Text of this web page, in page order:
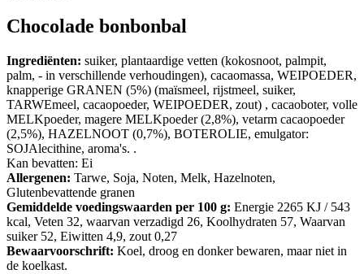
Chocolade bonbonbal
Ingrediënten: suiker, plantaardige vetten (kokosnoot, palmpit,
palm, - in verschillende verhoudingen), cacaomassa, WEIPOEDER,
knapperige GRANEN (5%) (maïsmeel, rijstmeel, suiker,
TARWEmeel, cacaopoeder, WEIPOEDER, zout) , cacaoboter, volle
MELKpoeder, magere MELKpoeder (2,8%), vetarm cacaopoeder
(2,5%), HAZELNOOT (0,7%), BOTEROLIE, emulgator:
SOJAlecithine, aroma's. .
Kan bevatten: Ei
Allergenen: Tarwe, Soja, Noten, Melk, Hazelnoten,
Glutenbevattende granen
Gemiddelde voedingswaarden per 100 g: Energie 2265 KJ / 543
kcal, Veten 32, waarvan verzadigd 26, Koolhydraten 57, Waarvan
suiker 52, Eiwitten 4,9, zout 0,27
Bewaarvoorschrift: Koel, droog en donker bewaren, maar niet in
de koelkast.